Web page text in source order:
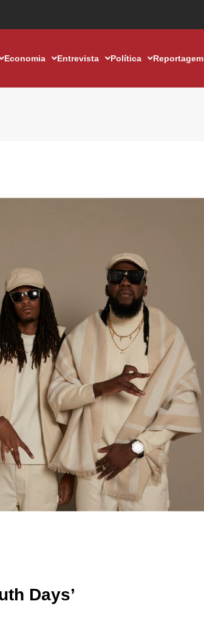
Economia Entrevista Política Reportagem
Days’